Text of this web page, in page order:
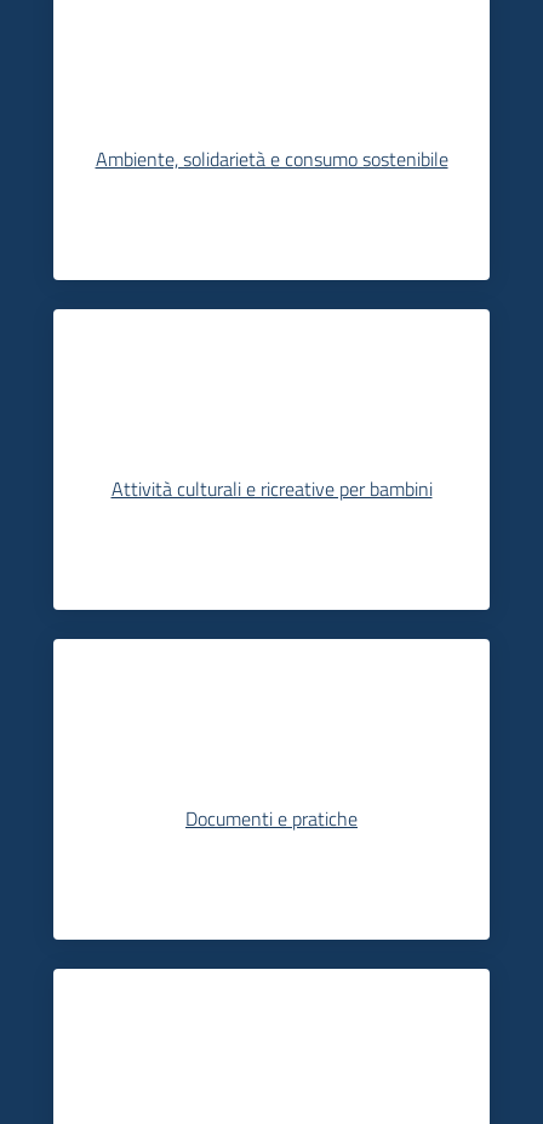
Ambiente, solidarietà e consumo sostenibile
Attività culturali e ricreative per bambini
Documenti e pratiche